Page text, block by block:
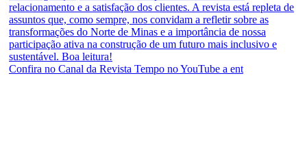
Confira no Canal da Revista Tempo no YouTube a ent